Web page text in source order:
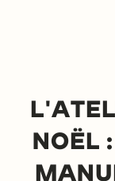
Vous
point de
NOËL